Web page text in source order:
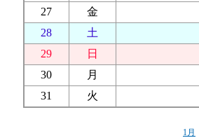
27
金
28
土
29
日
30
月
31
火
1月